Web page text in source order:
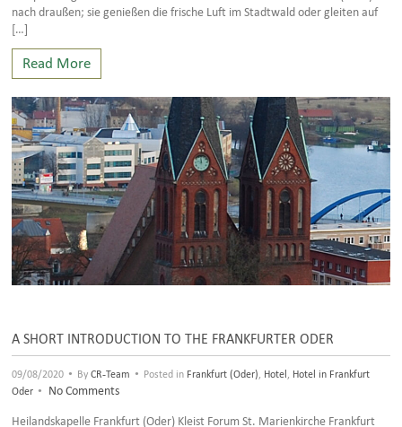
nach draußen; sie genießen die frische Luft im Stadtwald oder gleiten auf
[…]
Read More
A SHORT INTRODUCTION TO THE FRANKFURTER ODER
09/08/2020 • ByCR-Team • Posted in Frankfurt (Oder) Hotel
Hotel in Frankfurt
Oder • No Comments
Heilandskapelle Frankfurt (Oder) Kleist Forum St. Marienkirche Frankfurt